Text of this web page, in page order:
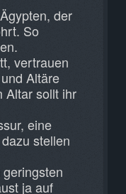
der
So
vertrauen
Altäre
Altar sollt ihr
eine
stellen
ja auf